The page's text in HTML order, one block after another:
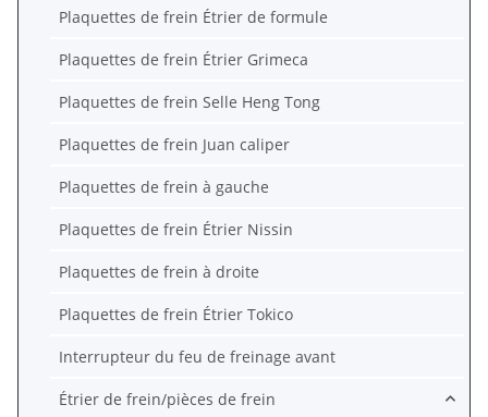
Plaquettes de frein Étrier de formule
Plaquettes de frein Étrier Grimeca
Plaquettes de frein Selle Heng Tong
Plaquettes de frein Juan caliper
Plaquettes de frein à gauche
Plaquettes de frein Étrier Nissin
Plaquettes de frein à droite
Plaquettes de frein Étrier Tokico
Interrupteur du feu de freinage avant
Étrier de frein/pièces de frein